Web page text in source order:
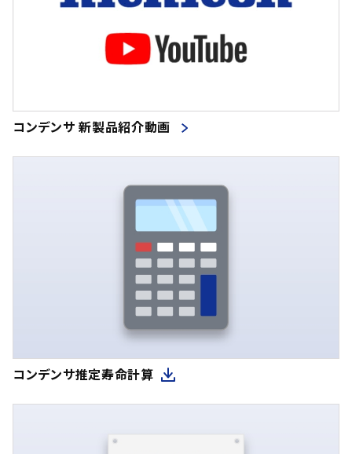
コンデンサ 新製品紹介動画
コンデンサ推定寿命計算